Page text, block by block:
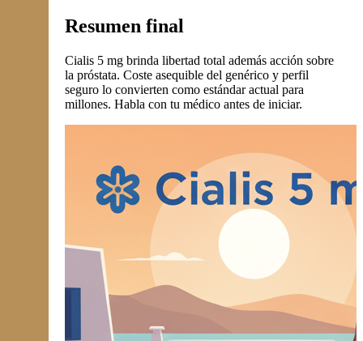
Resumen final
Cialis 5 mg brinda libertad total además acción sobre
la próstata. Coste asequible del genérico y perfil
seguro lo convierten como estándar actual para
millones. Habla con tu médico antes de iniciar.